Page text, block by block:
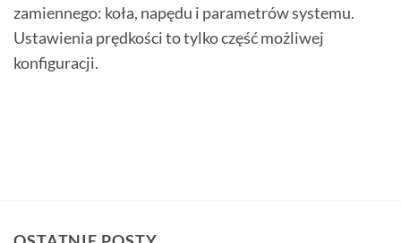
zamiennego: koła, napędu i parametrów systemu.
Ustawienia prędkości to tylko część możliwej
konfiguracji.